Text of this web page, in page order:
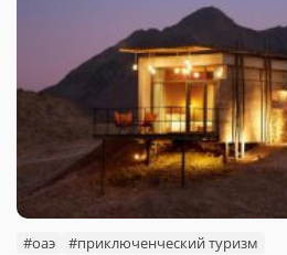
#оаэ #приключенческий туризм